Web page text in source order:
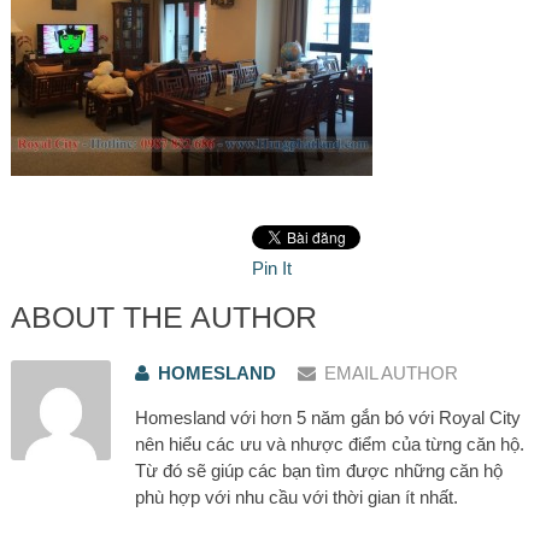
Pin It
ABOUT THE AUTHOR
HOMESLAND EMAIL AUTHOR
Homesland với hơn 5 năm gắn bó với Royal City
nên hiểu các ưu và nhược điểm của từng căn hộ.
Từ đó sẽ giúp các bạn tìm được những căn hộ
phù hợp với nhu cầu với thời gian ít nhất.